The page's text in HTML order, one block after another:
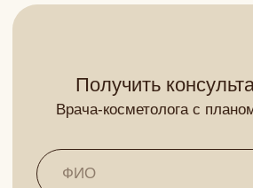
Телеграм - канал с секретными скидками и самыми
выгодными предложениями клиники Beauty Clinic
ПОДПИШИТЕСЬ НА АКЦИИ В ТЕЛЕГРАМ